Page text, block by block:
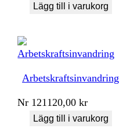
Lägg till i varukorg
Arbetskraftsinvandring
Nr 121120,00kr
Lägg till i varukorg